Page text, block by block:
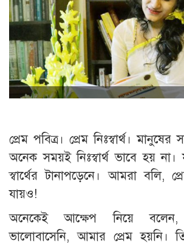
প্রেম পবিত্র। প্রেম নিঃস্বার্থ। মানুষের
অনেক সময়ই নিঃস্বার্থ ভাবে হয় না।
স্বার্থের টানাপড়েনে। আমরা বলি,
যায়ও!
অনেকেই আক্ষেপ নিয়ে
ভালোবাসেনি, আমার প্রেম হয়নি।